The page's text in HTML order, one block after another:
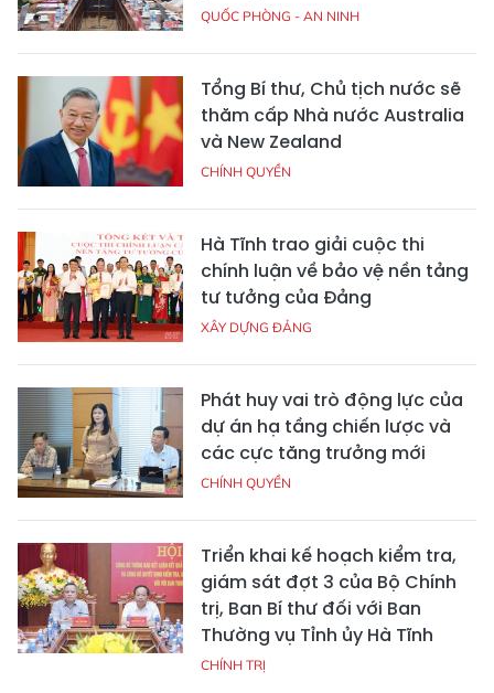
QUỐC PHÒNG - AN NINH
Tổng Bí thư, Chủ tịch nước sẽ
thăm cấp Nhà nước Australia
và New Zealand
CHÍNH QUYỀN
Hà Tĩnh trao giải cuộc thi
chính luận về bảo vệ nền tảng
tư tưởng của Đảng
XÂY DỰNG ĐẢNG
Phát huy vai trò động lực của
dự án hạ tầng chiến lược và
các cực tăng trưởng mới
CHÍNH QUYỀN
Triển khai kế hoạch kiểm tra,
giám sát đợt 3 của Bộ Chính
trị, Ban Bí thư đối với Ban
Thường vụ Tỉnh ủy Hà Tĩnh
CHÍNH TRỊ